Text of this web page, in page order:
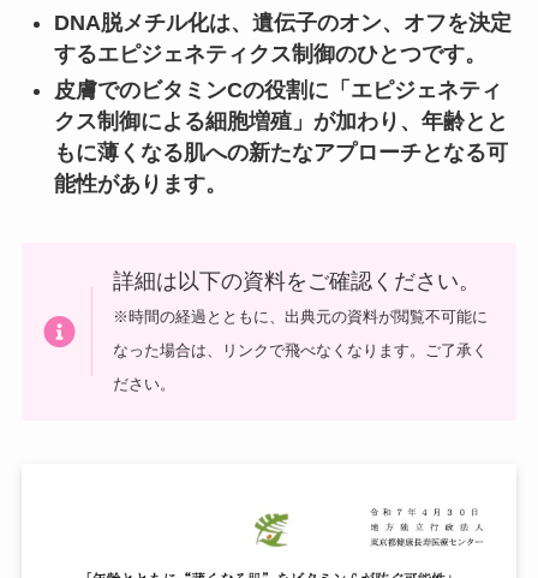
DNA脱メチル化は、遺伝子のオン、オフを決定
するエピジェネティクス制御のひとつです。
皮膚でのビタミンCの役割に「エピジェネティ
クス制御による細胞増殖」が加わり、年齢とと
もに薄くなる肌への新たなアプローチとなる可
能性があります。
詳細は以下の資料をご確認ください。
※時間の経過とともに、出典元の資料が閲覧不可能に
なった場合は、リンクで飛べなくなります。ご了承く
ださい。